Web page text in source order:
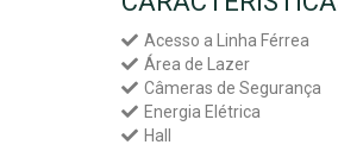
Acesso a Linha Férrea
Área de Lazer
Câmeras de Segurança
Energia Elétrica
Hall